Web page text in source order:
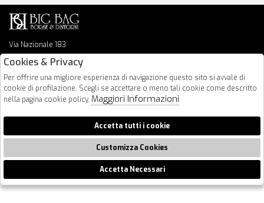
Via Nazionale 183
64026 Roseto Degli Abruzzi
info@bigbagshoponline.it
follow us
2026 BigBag - P.iva : 00916940679 Powered by
🍪
Cookies & Privacy
Per offrire una migliore esperienza di navigazione questo sito si avvale di
cookie di profilazione. Scegli se accettare o meno tali cookie come descritto
nella pagina cookie policy. Maggiori Informazioni
Accetta tutti i cookie
Customizza Cookies
Accetta Necessari